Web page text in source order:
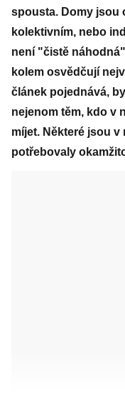
spousta. Domy jsou
kolektivním, nebo
není "čistě
kolem osvědčují
článek pojednává,
nejenom těm, kdo v
míjet. Některé jsou
potřebovaly